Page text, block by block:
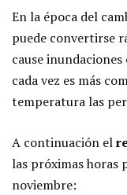
En la época del
puede convertirse
cause
cada vez es más
temperatura las
A continuación el
las próximas horas
noviembre: